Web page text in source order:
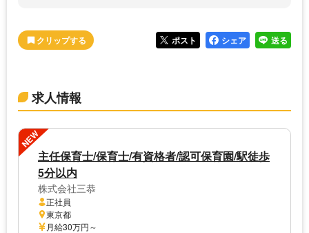
ポスト シェア 送る
求人情報
NEW
主任保育士/保育士/有資格者/認可保育園/駅徒歩
5分以内
株式会社三恭
正社員
東京都
月給30万円～